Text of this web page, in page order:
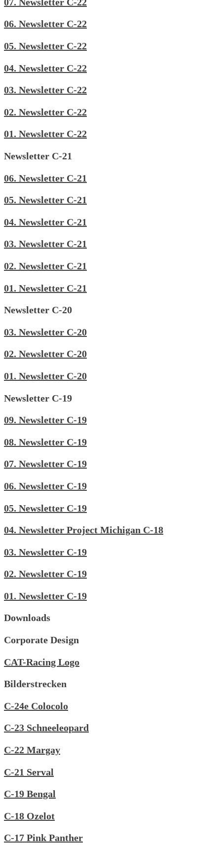
06. Newsletter C-22
05. Newsletter C-22
04. Newsletter C-22
03. Newsletter C-22
02. Newsletter C-22
01. Newsletter C-22
Newsletter C-21
06. Newsletter C-21
05. Newsletter C-21
04. Newsletter C-21
03. Newsletter C-21
02. Newsletter C-21
01. Newsletter C-21
Newsletter C-20
03. Newsletter C-20
02. Newsletter C-20
01. Newsletter C-20
Newsletter C-19
09. Newsletter C-19
08. Newsletter C-19
07. Newsletter C-19
06. Newsletter C-19
05. Newsletter C-19
04. Newsletter Project Michigan C-18
03. Newsletter C-19
02. Newsletter C-19
01. Newsletter C-19
Downloads
Corporate Design
CAT-Racing Logo
Bilderstrecken
C-24e Colocolo
C-23 Schneeleopard
C-22 Margay
C-21 Serval
C-19 Bengal
C-18 Ozelot
C-17 Pink Panther